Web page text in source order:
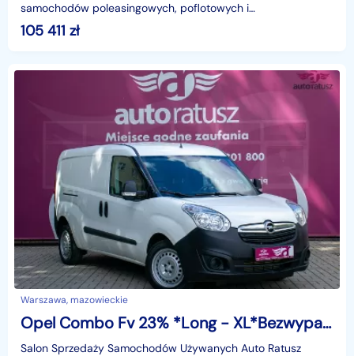
samochodów poleasingowych, poflotowych i
powindykacyjnych.Mamy dla was świetną okazję! Zobaczcie
RENAULT
105 411 zł
Warszawa, mazowieckie
Opel Combo Fv 23% *Long - XL*Bezwypadkowy Org. Lakier*Pełny Serwis
Salon Sprzedaży Samochodów Używanych Auto Ratusz